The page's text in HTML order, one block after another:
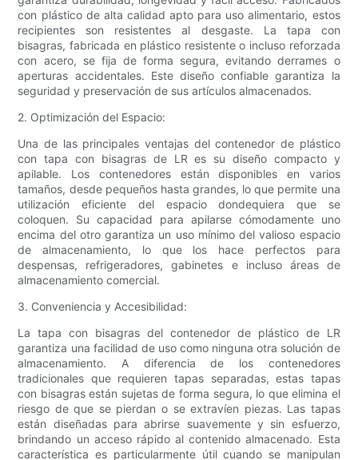
con plástico de alta calidad apto para uso alimentario, estos
recipientes son resistentes al desgaste. La tapa con
bisagras, fabricada en plástico resistente o incluso reforzada
con acero, se fija de forma segura, evitando derrames o
aperturas accidentales. Este diseño confiable garantiza la
seguridad y preservación de sus artículos almacenados.
2. Optimización del Espacio:
Una de las principales ventajas del contenedor de plástico
con tapa con bisagras de LR es su diseño compacto y
apilable. Los contenedores están disponibles en varios
tamaños, desde pequeños hasta grandes, lo que permite una
utilización eficiente del espacio dondequiera que se
coloquen. Su capacidad para apilarse cómodamente uno
encima del otro garantiza un uso mínimo del valioso espacio
de almacenamiento, lo que los hace perfectos para
despensas, refrigeradores, gabinetes e incluso áreas de
almacenamiento comercial.
3. Conveniencia y Accesibilidad:
La tapa con bisagras del contenedor de plástico de LR
garantiza una facilidad de uso como ninguna otra solución de
almacenamiento. A diferencia de los contenedores
tradicionales que requieren tapas separadas, estas tapas
con bisagras están sujetas de forma segura, lo que elimina el
riesgo de que se pierdan o se extravíen piezas. Las tapas
están diseñadas para abrirse suavemente y sin esfuerzo,
brindando un acceso rápido al contenido almacenado. Esta
característica es particularmente útil cuando se manipulan